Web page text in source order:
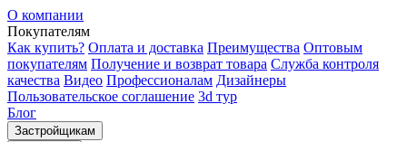
О компании
Покупателям
Как купить? Оплата и доставка Преимущества Оптовым
покупателям Получение и возврат товара Служба контроля
качества Видео Профессионалам Дизайнеры
Пользовательское соглашение 3d тур
Блог
Застройщикам